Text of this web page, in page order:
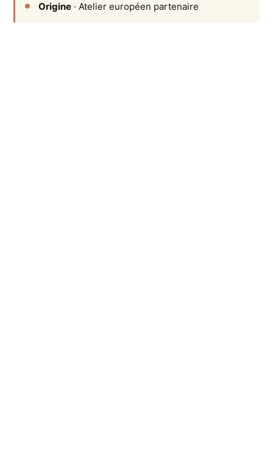
Origine · Atelier européen partenaire